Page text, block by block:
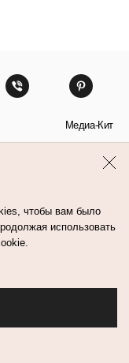
Медиа-Кит
чтобы вам было
использовать